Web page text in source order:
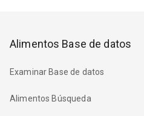
Alimentos Base de datos
Examinar Base de datos
Alimentos Búsqueda